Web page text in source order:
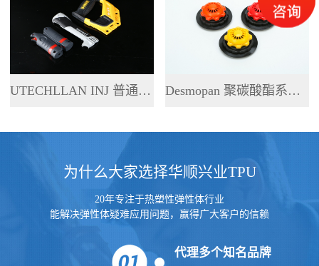
UTECHLLAN INJ 普通聚酯系列 TPU Desmopan 聚碳酸酯系列 TPU
为什么大家选择华顺兴业TPU
20年专注于热塑性弹性体行业
能解决弹性体疑难应用问题，赢得广大客户的信赖
代理多个知名品牌